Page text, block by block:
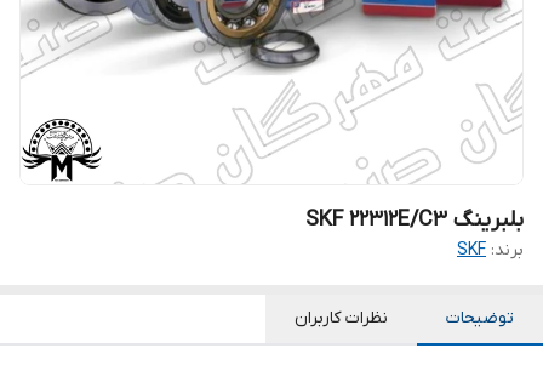
بلبرینگ SKF 22312E/C3
برند: SKF
توضیحات نظرات کاربران